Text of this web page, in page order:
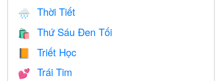
🌧 Thời Tiết
🛍 Thứ Sáu Đen Tối
Triết Học
💕 Trái Tim